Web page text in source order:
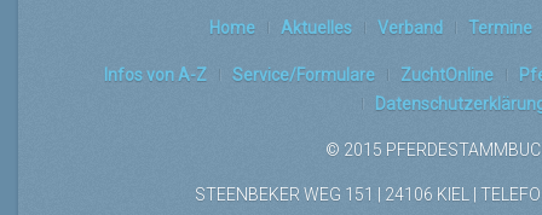
Home Aktuelles Verband Termine
Infos von A-Z Service/Formulare ZuchtOnline
© 2015
STEENBEKER WEG 151 | 24106 KIEL |